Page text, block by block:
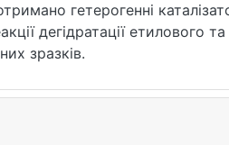
гетерогенні
дегідратації етилового
зразків.